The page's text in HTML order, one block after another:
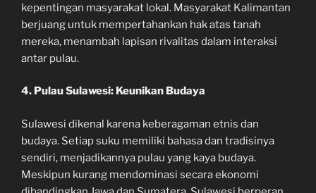
kepentingan masyarakat lokal. Masyarakat Kalimantan
berjuang untuk mempertahankan hak atas tanah
mereka, menambah lapisan rivalitas dalam interaksi
antar pulau.
4. Pulau Sulawesi: Keunikan Budaya
Sulawesi dikenal karena keberagaman etnis dan
budaya. Setiap suku memiliki bahasa dan tradisinya
sendiri, menjadikannya pulau yang kaya budaya.
Meskipun kurang mendominasi secara ekonomi